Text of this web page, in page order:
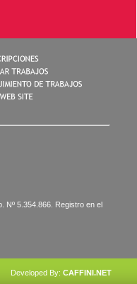
Nº 5.354.866. Registro en el
Developed By: CAFFINI.NET